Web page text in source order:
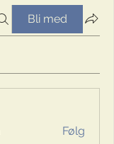
Bli med
Følg